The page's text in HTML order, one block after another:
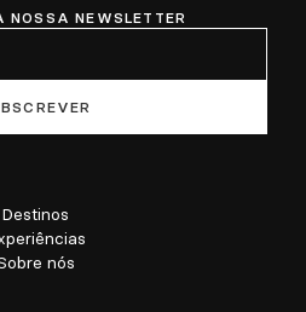
NOSSA NEWSLETTER
Destinos
nós